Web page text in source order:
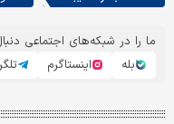
ما را در شبکه‌های اجتماعی
بله
اینستاگرم